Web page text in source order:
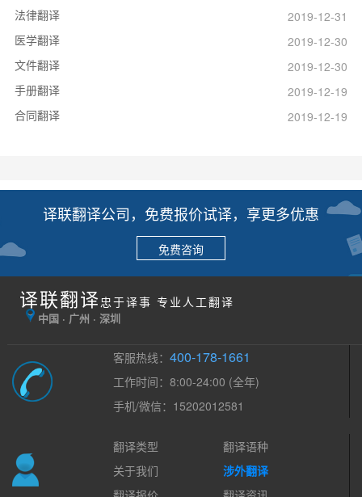
法律翻译
2019-12-31
医学翻译
2019-12-30
文件翻译
2019-12-30
手册翻译
2019-12-19
合同翻译
2019-12-19
译联翻译公司，免费报价试译，享更多优惠
免费咨询
译联翻译 忠于译事 专业人工翻译
中国 · 广州 · 深圳
客服热线：400-178-1661
工作时间：8:00-24:00 (全年)
手机/微信：15202012581
翻译类型
翻译语种
关于我们
涉外翻译